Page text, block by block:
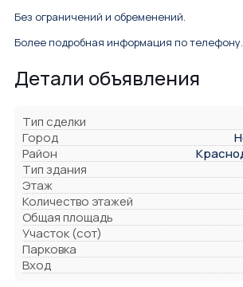
Без ограничений и обременений.
Более подробная информация по
Детали объявления
Тип сделки
Город
Район
Тип здания
Этаж
Количество этажей
Общая площадь
Участок (сот)
Парковка
Вход